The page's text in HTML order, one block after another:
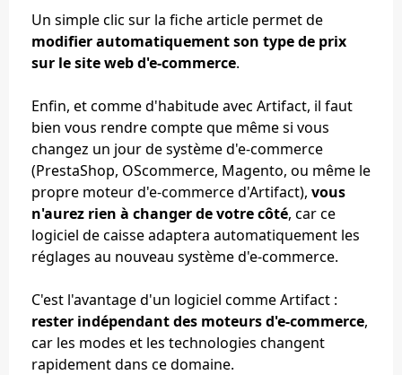
Un simple clic sur la fiche article permet de
modifier automatiquement son type de prix
sur le site web d'e-commerce.
Enfin, et comme d'habitude avec Artifact, il faut
bien vous rendre compte que même si vous
changez un jour de système d'e-commerce
(PrestaShop, OScommerce, Magento, ou même le
propre moteur d'e-commerce d'Artifact), vous
n'aurez rien à changer de votre côté, car ce
logiciel de caisse adaptera automatiquement les
réglages au nouveau système d'e-commerce.
C'est l'avantage d'un logiciel comme Artifact :
rester indépendant des moteurs d'e-commerce,
car les modes et les technologies changent
rapidement dans ce domaine.